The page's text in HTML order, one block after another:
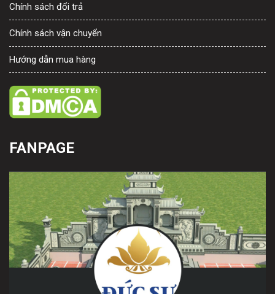
Chính sách đổi trả
Chính sách vận chuyển
Hướng dẫn mua hàng
FANPAGE